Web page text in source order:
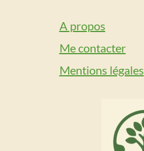
A propos
Me contacter
Mentions légales